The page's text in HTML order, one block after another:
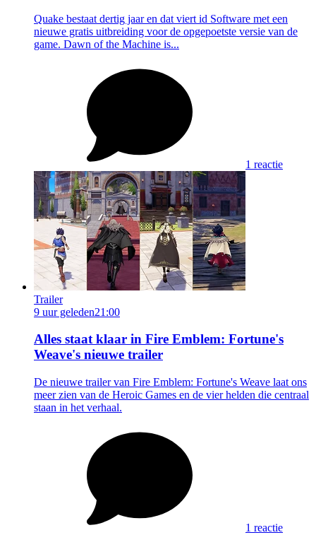
Quake bestaat dertig jaar en dat viert id Software met een
nieuwe gratis uitbreiding voor de opgepoetste versie van de
game. Dawn of the Machine is...
1 reactie
Trailer
9 uur geleden21:00
Alles staat klaar in Fire Emblem: Fortune's
Weave's nieuwe trailer
De nieuwe trailer van Fire Emblem: Fortune's Weave laat ons
meer zien van de Heroic Games en de vier helden die centraal
staan in het verhaal.
1 reactie